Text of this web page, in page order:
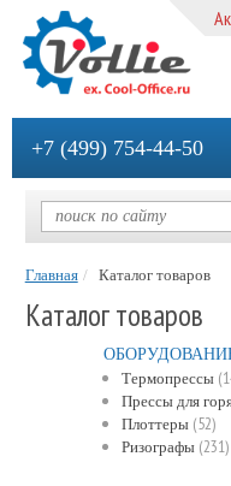
+7 (499) 754-44-50
Главная Каталог товаров
Каталог товаров
Термопрессы
Прессы для
Плоттеры(52)
Ризографы(231)